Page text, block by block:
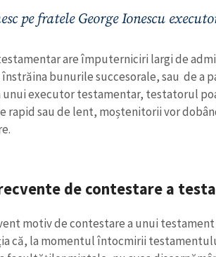
pe fratele George Ionescu
are împuterniciri largi de
bunurile succesorale, sau de a
unui executor testamentar, testatorul
rapid sau de lent, moștenitorii vor
de contestare a
motiv de contestare a unui
că, la momentul întocmirii